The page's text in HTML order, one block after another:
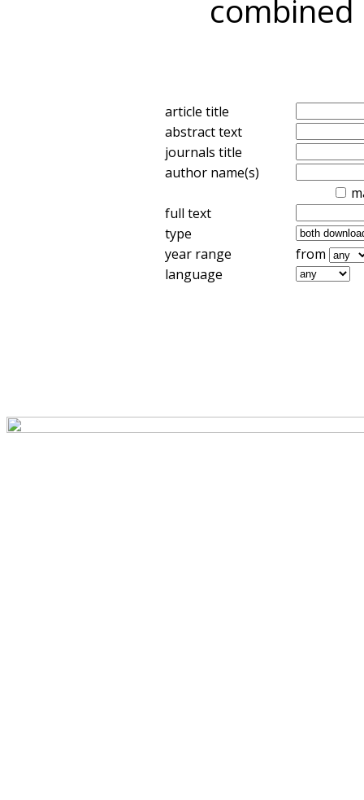
combined
article title
abstract text
journals title
author name(s)
full text
type
year range
from
language